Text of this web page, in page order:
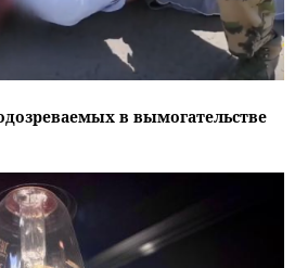
в вымогательстве